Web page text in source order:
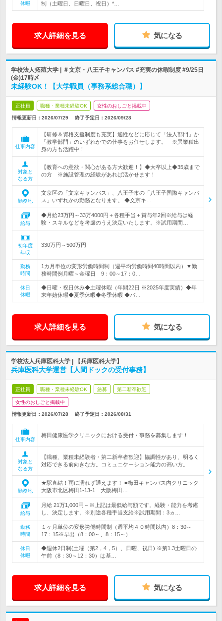
休暇
制（土曜日、日曜日、祝日）*…
求人詳細を見る 気になる
学校法人拓殖大学 | ＃文京・八王子キャンパス #充実の休暇制度 #9/25日
(金)17時〆
未経験OK！【大学職員（事務系総合職）】
正社員 職種・業種未経験OK 女性のおしごと掲載中
情報更新日：2026/07/29 終了予定日： 2026/09/28
仕事内容
【研修＆資格支援制度も充実】適性などに応じて「法人部門」か
「教学部門」のいずれかでの仕事をお任せします。 ※異業種出
身の方も活躍中！
対象と
なる方
【教育への意欲・関心がある方大歓迎！】◆大卒以上◆35歳まで
の方 ※施設管理の経験があれば活かせます！
勤務地
文京区の「文京キャンパス」、八王子市の「八王子国際キャンパ
ス」いずれかの勤務となります。 ◆文京キ…
給与
◆月給23万円～33万4000円＋各種手当＋賞与年2回※給与は経
験・スキルなどを考慮のうえ決定いたします。※試用期間…
初年度
年収
330万円～500万円
勤務
時間
1カ月単位の変形労働時間制（週平均労働時間40時間以内）▼勤
務時間例月曜～金曜日 9：00～17：0…
休日
休暇
◆日曜・祝日休み◆土曜休暇（年間22日 ※2025年度実績）◆年
末年始休暇◆夏季休暇◆冬季休暇 ◆バ…
求人詳細を見る 気になる
学校法人兵庫医科大学 | 【兵庫医科大学】
兵庫医科大学運営【人間ドックの受付事務】
正社員 職種・業種未経験OK 急募 第二新卒歓迎
女性のおしごと掲載中
情報更新日：2026/07/28 終了予定日： 2026/08/31
仕事内容
梅田健康医学クリニックにおける受付・事務を募集します！
対象と
なる方
【職種、業種未経験者・第二新卒者歓迎】協調性があり、明るく
対応できる前向きな方。コミュニケーション能力の高い方。
勤務地
★駅直結！雨に濡れず通えます！ ■梅田キャンパス内クリニック
大阪市北区梅田1-13-1 大阪梅田…
給与
月給 21万1,000円～※上記は最低給与額です。経験・能力を考慮
し、決定します。※別途各種手当支給※試用期間：3ヵ…
勤務
時間
１ヶ月単位の変形労働時間制（週平均４０時間以内）8：30～
17：15※早出（8：00～、8：15～）…
休日
休暇
◆週休2日制(土曜（第2，4，5）、日曜、祝日) ※第1.3土曜日の
午前（8：30～12：30）は基…
求人詳細を見る 気になる